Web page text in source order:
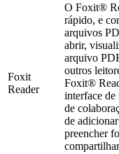
Foxit
Reader
O Foxit®
rápido, e
arquivos
abrir,
arquivo
outros
Foxit®
interface de
de
de
preencher